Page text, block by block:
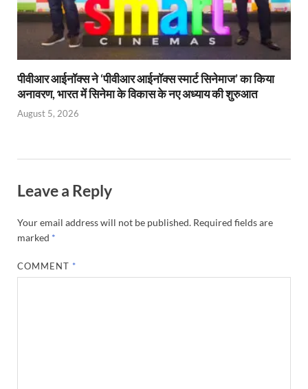
पीवीआर आईनॉक्स ने ‘पीवीआर आईनॉक्स स्मार्ट सिनेमाज’ का किया
अनावरण, भारत में सिनेमा के विकास के नए अध्याय की शुरुआत
August 5, 2026
Leave a Reply
Your email address will not be published. Required fields are
marked *
COMMENT *